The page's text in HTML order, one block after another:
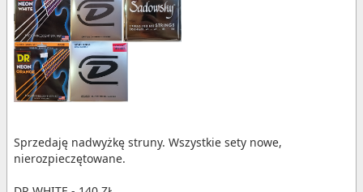
Sprzedaję nadwyżkę struny. Wszystkie sety nowe,
nierozpieczętowane.